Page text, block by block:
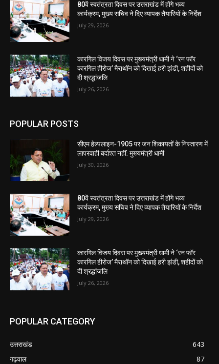
80वें स्वतंत्रता दिवस पर उत्तराखंड में होंगे भव्य
कार्यक्रम, मुख्य सचिव ने दिए व्यापक तैयारियों के निर्देश
July 29, 2026
कारगिल विजय दिवस पर मुख्यमंत्री धामी ने ‘रन फॉर
कारगिल हीरोज’ मैराथॉन को दिखाई हरी झंडी, शहीदों को
दी श्रद्धांजलि
July 26, 2026
POPULAR POSTS
सीएम हेल्पलाइन-1905 पर जन शिकायतों के निस्तारण में
लापरवाही बर्दाश्त नहीं: मुख्यमंत्री धामी
July 30, 2026
80वें स्वतंत्रता दिवस पर उत्तराखंड में होंगे भव्य
कार्यक्रम, मुख्य सचिव ने दिए व्यापक तैयारियों के निर्देश
July 29, 2026
कारगिल विजय दिवस पर मुख्यमंत्री धामी ने ‘रन फॉर
कारगिल हीरोज’ मैराथॉन को दिखाई हरी झंडी, शहीदों को
दी श्रद्धांजलि
July 26, 2026
POPULAR CATEGORY
उत्तराखंड
643
गढ़वाल
87